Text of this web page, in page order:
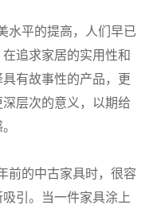
水平的提高，人们早已
追求家居的实用性和
有故事性的产品，更
层次的意义，以期给
前的中古家具时，很容
引。当一件家具涂上